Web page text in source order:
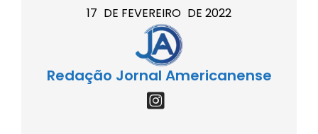
17 DE FEVEREIRO DE 2022
Redação Jornal Americanense